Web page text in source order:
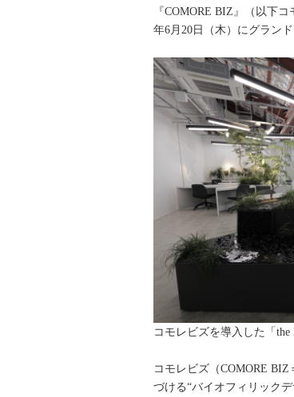
『COMORE BIZ』（以下
年6月20日（木）にグラン
コモレビズを導入した「
コモレビズ（COMORE BIZ
づける“バイオフィリック